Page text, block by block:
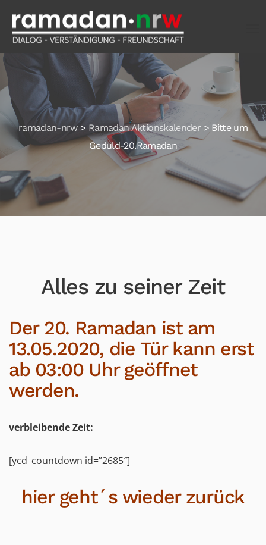
ramadan-nrw> Ramadan Aktionskalender > Bitte um
Geduld-20.Ramadan
Alles zu seiner Zeit
Der 20. Ramadan ist am
13.05.2020, die Tür kann erst
ab 03:00 Uhr geöffnet
werden.
verbleibende Zeit:
[ycd_countdown id=”2685″]
hier geht´s wieder zurück